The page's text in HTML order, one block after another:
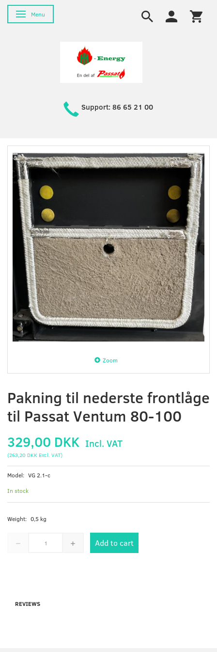
Toggle navigation
Menu
Support: 86 65 21 00
Zoom
Pakning til nederste frontlåge
til Passat Ventum 80-100
329,00 DKK Incl. VAT
(263,20 DKK Excl. VAT)
Model: VG 2.1-c
In stock
Weight: 0,5 kg
Add to cart
REVIEWS